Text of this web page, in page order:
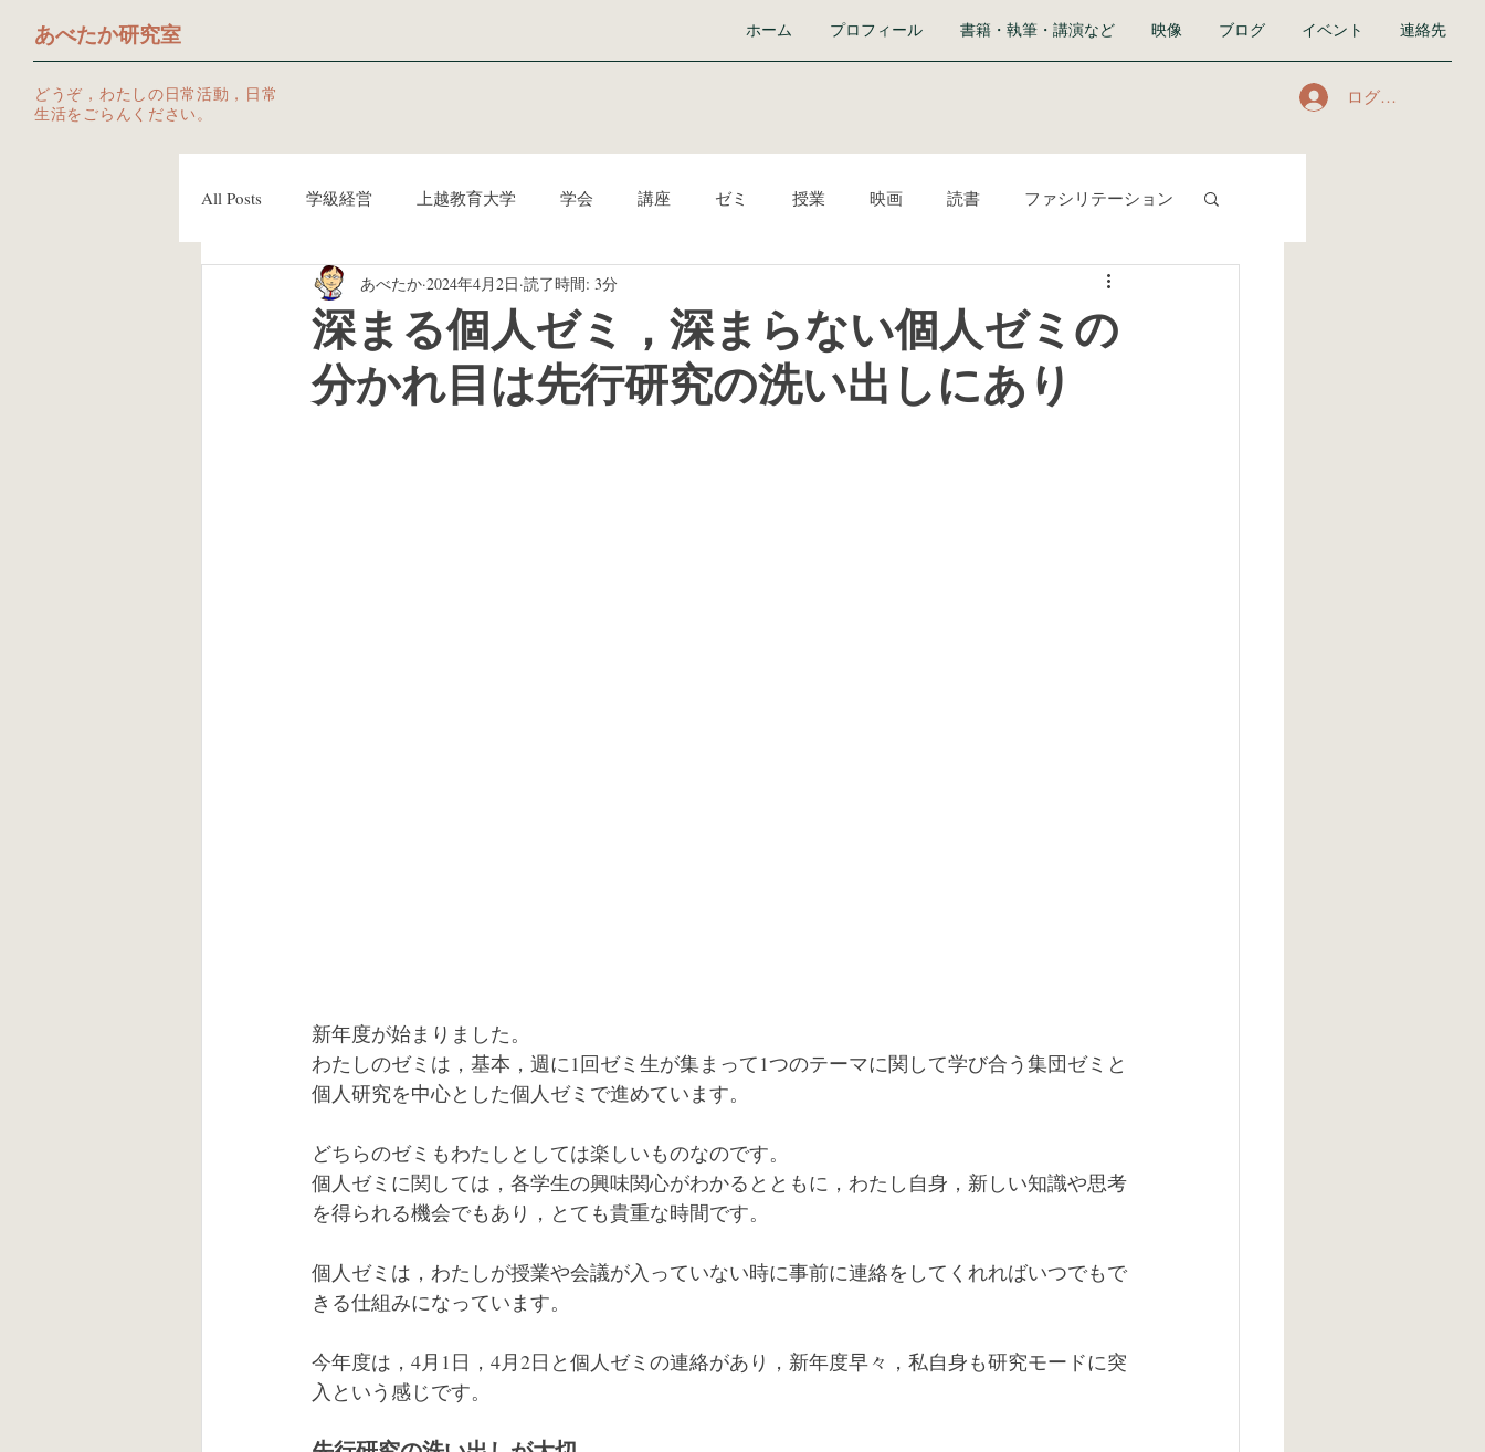
あべたか研究室
どうぞ，わたしの日常活動，日常
生活をごらんください。
ホーム プロフィール 書籍・執筆・講演など 映像 ブログ イベント 連絡先
ログイン
All Posts 学級経営 上越教育大学 学会 講座 ゼミ 授業 映画 読書 ファシリテーション
授業づくりネットワーク Audible 私生活
深まる個人ゼミ，深まらない個人ゼミの
分かれ目は先行研究の洗い出しにあり
あべたか 2024年4月2日 読了時間: 3分
新年度が始まりました。
わたしのゼミは，基本，週に1回ゼミ生が集まって1つのテーマに関して学び合う集団ゼミと
個人研究を中心とした個人ゼミで進めています。
どちらのゼミもわたしとしては楽しいものなのです。
個人ゼミに関しては，各学生の興味関心がわかるとともに，わたし自身，新しい知識や思考
を得られる機会でもあり，とても貴重な時間です。
個人ゼミは，わたしが授業や会議が入っていない時に事前に連絡をしてくれればいつでもで
きる仕組みになっています。
今年度は，4月1日，4月2日と個人ゼミの連絡があり，新年度早々，私自身も研究モードに突
入という感じです。